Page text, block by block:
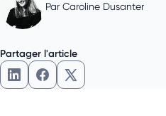
Par Caroline Dusanter
Partager l'article
Partager l'article sur LinkedIn
Partager l'article sur Facebook
Partager l'article sur X